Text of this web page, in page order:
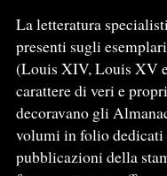
La letteratura
presenti sugli
(Louis XIV, Louis XV
carattere di veri e
decoravano gli
volumi in folio
pubblicazioni della